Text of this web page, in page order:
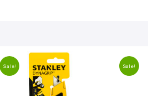
Sale! Sale!